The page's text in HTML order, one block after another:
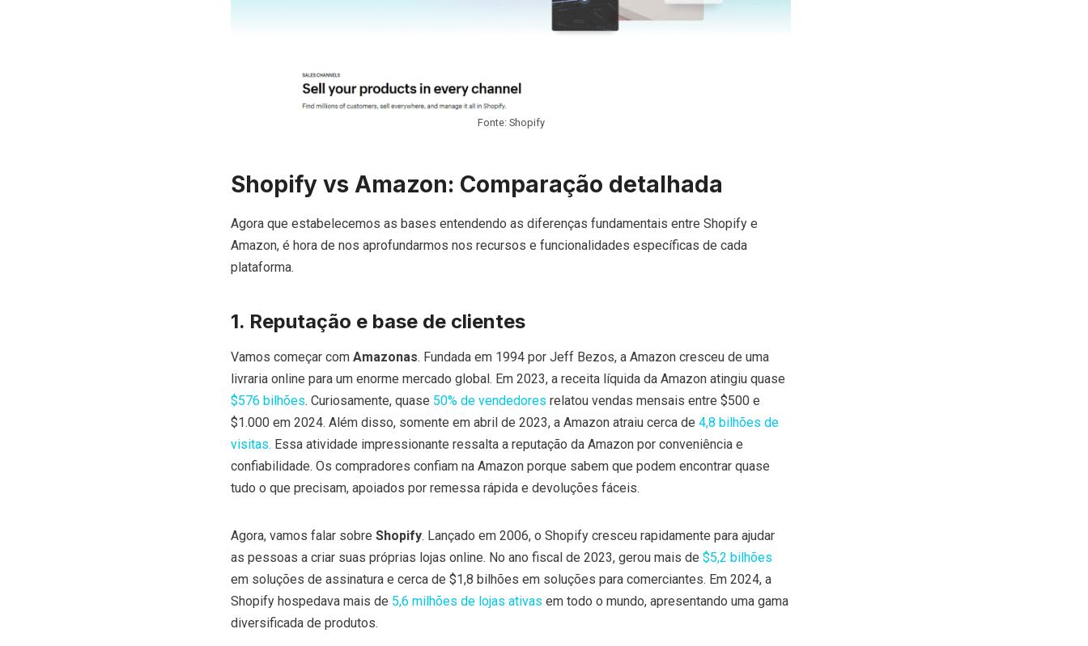
Fonte: Shopify
Shopify vs Amazon: Comparação detalhada
Agora que estabelecemos as bases entendendo as diferenças fundamentais entre Shopify e
Amazon, é hora de nos aprofundarmos nos recursos e funcionalidades específicas de cada
plataforma.
1. Reputação e base de clientes
Vamos começar com Amazonas. Fundada em 1994 por Jeff Bezos, a Amazon cresceu de uma
livraria online para um enorme mercado global. Em 2023, a receita líquida da Amazon atingiu quase
$576 bilhões. Curiosamente, quase 50% de vendedores relatou vendas mensais entre $500 e
$1.000 em 2024. Além disso, somente em abril de 2023, a Amazon atraiu cerca de 4,8 bilhões de
visitas. Essa atividade impressionante ressalta a reputação da Amazon por conveniência e
confiabilidade. Os compradores confiam na Amazon porque sabem que podem encontrar quase
tudo o que precisam, apoiados por remessa rápida e devoluções fáceis.
Agora, vamos falar sobre Shopify. Lançado em 2006, o Shopify cresceu rapidamente para ajudar
as pessoas a criar suas próprias lojas online. No ano fiscal de 2023, gerou mais de $5,2 bilhões
em soluções de assinatura e cerca de $1,8 bilhões em soluções para comerciantes. Em 2024, a
Shopify hospedava mais de 5,6 milhões de lojas ativas em todo o mundo, apresentando uma gama
diversificada de produtos.